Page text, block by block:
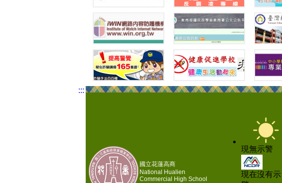
:::
國立花蓮高商
National Hualien
Commercial High School
現無示警
現在沒有示